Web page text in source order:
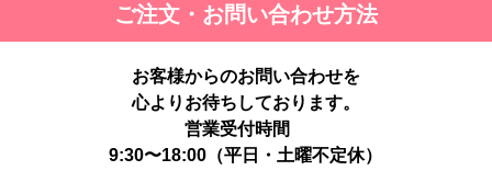
ご注文・お問い合わせ方法
お客様からのお問い合わせを
心よりお待ちしております。
営業受付時間
9:30〜18:00（平日・土曜不定休）